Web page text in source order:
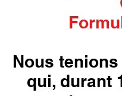
Nous
qui, durant